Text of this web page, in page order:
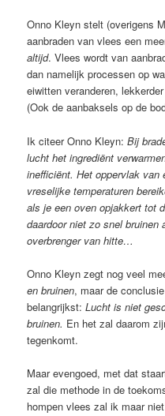
Onno Kleyn stelt (overigens
aanbraden van vlees een
altijd. Vlees wordt van
dan namelijk processen op
eiwitten veranderen,
(Ook de aanbaksels op de
Ik citeer Onno Kleyn:Bij
lucht het ingrediënt
inefficiënt. Het oppervlak van
vreselijke temperaturen
als je een oven opjakkert tot
daardoor niet zo snel
overbrenger van hitte…
Onno Kleyn zegt nog veel
en bruinen, maar de
belangrijkst:Lucht is niet
bruinen. En het zal daarom
tegenkomt.
Maar evengoed, met dat
zal die methode in de
hompen vlees zal ik maar